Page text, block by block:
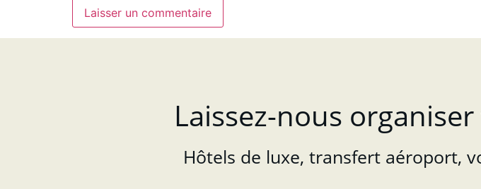
Laissez-nous
Hôtels de luxe, transfert aéroport,